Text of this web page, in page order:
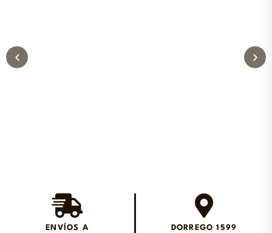
Envios en el día en
ENVÍOS A
DORREGO 1599